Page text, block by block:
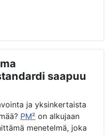
saapuu
ja yksinkertaista
PM² on alkujaan
menetelmä, joka